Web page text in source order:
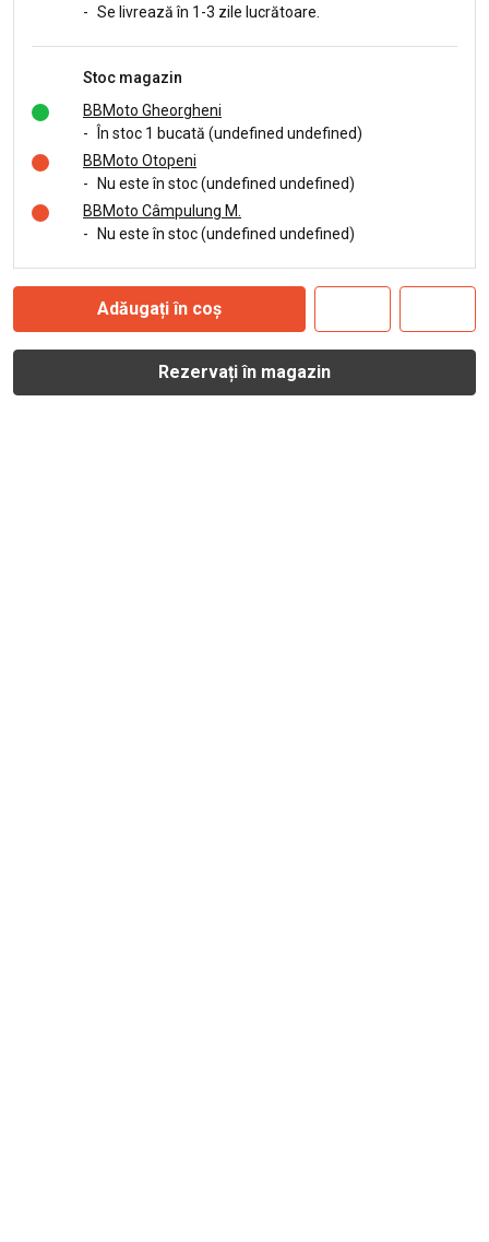
- Se livrează în 1-3 zile lucrătoare.
Stoc magazin
BBMoto Gheorgheni
-
În stoc 1 bucată (undefined undefined)
BBMoto Otopeni
-
Nu este în stoc (undefined undefined)
BBMoto Câmpulung M.
-
Nu este în stoc (undefined undefined)
Adăugați în coș
Rezervați în magazin